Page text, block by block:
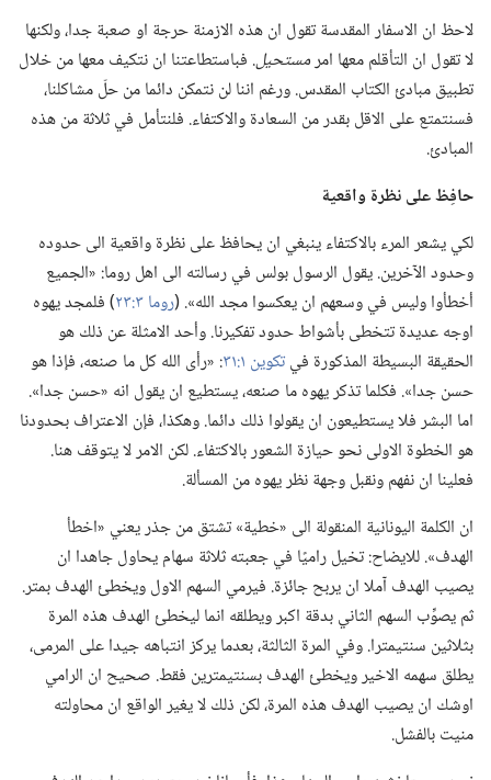
لاحظ ان الاسفار المقدسة تقول ان هذه الازمنة حرجة او صعبة جدا،‏ ولكنها
لا تقول ان التأقلم معها امرمستحيل‏.‏ فباستطاعتنا ان نتكيف معها من خلال
تطبيق مبادئ الكتاب المقدس.‏ ورغم اننا لن نتمكن دائما من حلّ مشاكلنا،‏
فسنتمتع على الاقل بقدر من السعادة والاكتفاء.‏ فلنتأمل في ثلاثة من هذه
المبادئ.‏
حافِظ على نظرة واقعية
لكي يشعر المرء بالاكتفاء ينبغي ان يحافظ على نظرة واقعية الى حدوده
وحدود الآخرين.‏ يقول الرسول بولس في رسالته الى اهل روما:‏ «الجميع
أخطأوا وليس في وسعهم ان يعكسوا مجد الله».‏ (‏روما ٣:‏٢٣
‏)‏ فلمجد يهوه
اوجه عديدة تتخطى بأشواط حدود تفكيرنا.‏ وأحد الامثلة عن ذلك هو
الحقيقة البسيطة المذكورة فيتكوين ١:‏٣١
‏:‏ «رأى الله كل ما صنعه،‏ فإذا هو
حسن جدا».‏ فكلما تذكر يهوه ما صنعه،‏ يستطيع ان يقول انه «حسن جدا».‏
اما البشر فلا يستطيعون ان يقولوا ذلك دائما.‏ وهكذا،‏ فإن الاعتراف بحدودنا
هو الخطوة الاولى نحو حيازة الشعور بالاكتفاء.‏ لكن الامر لا يتوقف هنا.‏
فعلينا ان نفهم ونقبل وجهة نظر يهوه من المسألة.‏
ان الكلمة اليونانية المنقولة الى «خطية» تشتق من جذر يعني «اخطأ
الهدف».‏ للايضاح:‏ تخيل راميًا في جعبته ثلاثة سهام يحاول جاهدا ان
يصيب الهدف آملا ان يربح جائزة.‏ فيرمي السهم الاول ويخطئ الهدف بمتر.‏
ثم يصوِّب السهم الثاني بدقة اكبر ويطلقه انما ليخطئ الهدف هذه المرة
بثلاثين سنتيمترا.‏ وفي المرة الثالثة،‏ بعدما يركز انتباهه جيدا على المرمى،‏
يطلق سهمه الاخير ويخطئ الهدف بسنتيمترين فقط.‏ صحيح ان الرامي
اوشك ان يصيب الهدف هذه المرة،‏ لكن ذلك لا يغير الواقع ان محاولته
منيت بالفشل.‏